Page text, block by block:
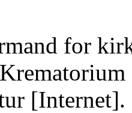
for
[Internet].